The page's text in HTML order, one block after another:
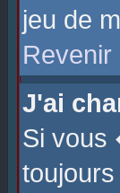
jeu de
Revenir
J'ai
Si vous